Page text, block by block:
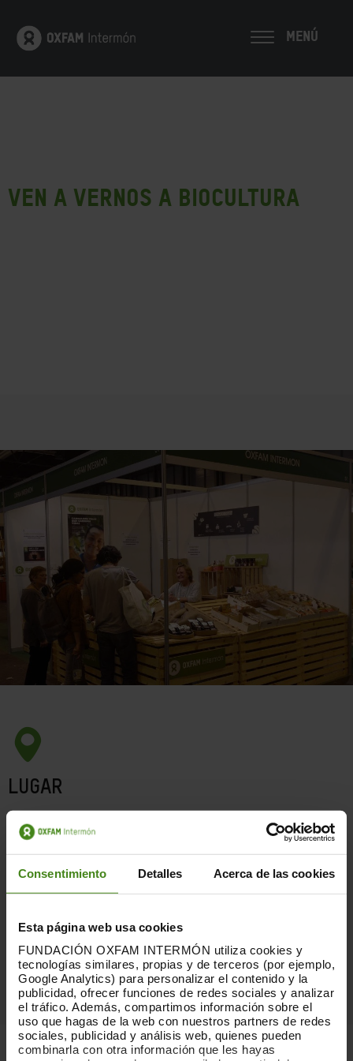
Consentimiento Detalles Acerca de las cookies
Esta página web usa cookies
FUNDACIÓN OXFAM INTERMÓN utiliza cookies y
tecnologías similares, propias y de terceros (por ejemplo,
Google Analytics) para personalizar el contenido y la
publicidad, ofrecer funciones de redes sociales y analizar
el tráfico. Además, compartimos información sobre el
uso que hagas de la web con nuestros partners de redes
sociales, publicidad y análisis web, quienes pueden
combinarla con otra información que les hayas
MENÚ
Ven a vernos a Biocultura
LUGAR
Palau Sant Jordi
Stand 121
Barcelona
FECHA
Del 05/05/22 al 08/05/22